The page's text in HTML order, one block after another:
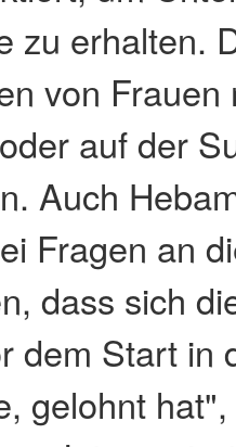
zu erhalten.
von Frauen
auf der
Auch
Fragen an
dass sich
dem Start in
gelohnt